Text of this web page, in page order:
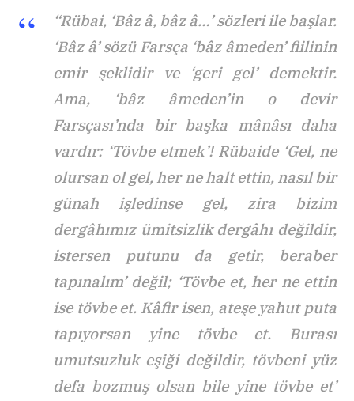
“Rübai, ‘Bâz â, bâz â…’ sözleri ile başlar.
‘Bâz â’ sözü Farsça ‘bâz âmeden’ fiilinin
emir şeklidir ve ‘geri gel’ demektir.
Ama, ‘bâz âmeden’in o devir
Farsçası’nda bir başka mânâsı daha
vardır: ‘Tövbe etmek’! Rübaide ‘Gel, ne
olursan ol gel, her ne halt ettin, nasıl bir
günah işledinse gel, zira bizim
dergâhımız ümitsizlik dergâhı değildir,
istersen putunu da getir, beraber
tapınalım’ değil; ‘Tövbe et, her ne ettin
ise tövbe et. Kâfir isen, ateşe yahut puta
tapıyorsan yine tövbe et. Burası
umutsuzluk eşiği değildir, tövbeni yüz
defa bozmuş olsan bile yine tövbe et’